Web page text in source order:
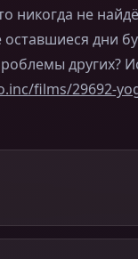
никогда не
дни
других?
films/29692-